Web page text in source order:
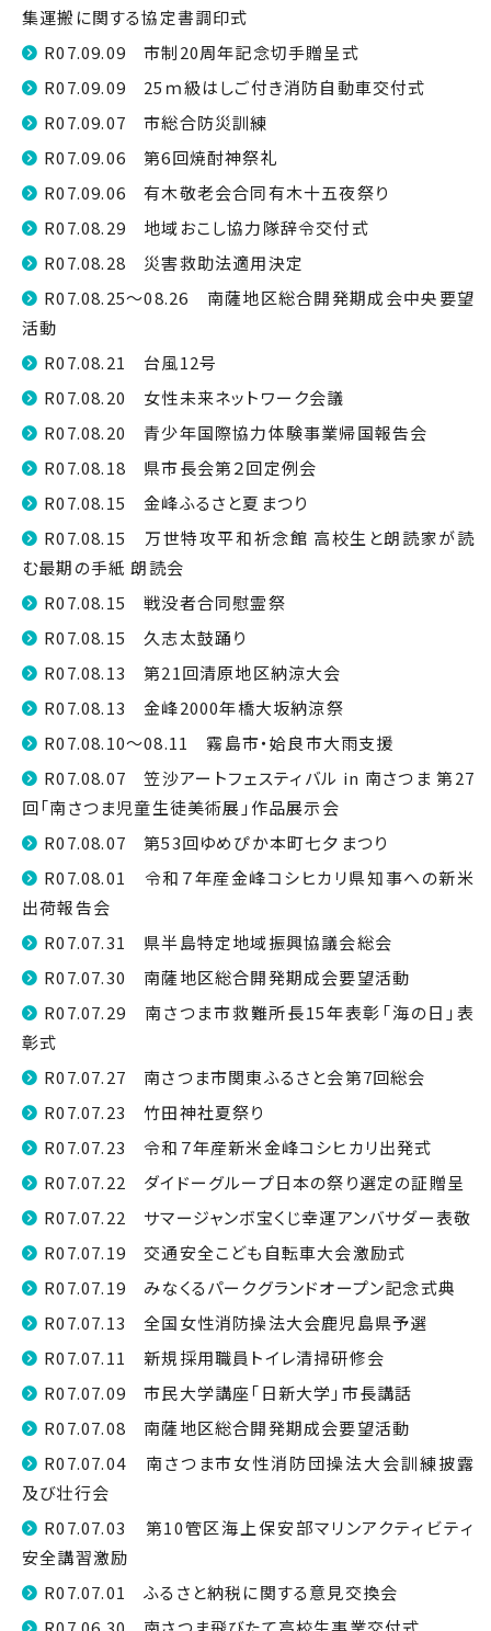
集運搬に関する協定書調印式
R07.09.09 市制20周年記念切手贈呈式
R07.09.09 25ｍ級はしご付き消防自動車交付式
R07.09.07 市総合防災訓練
R07.09.06 第6回焼酎神祭礼
R07.09.06 有木敬老会合同有木十五夜祭り
R07.08.29 地域おこし協力隊辞令交付式
R07.08.28 災害救助法適用決定
R07.08.25～08.26 南薩地区総合開発期成会中央要望
活動
R07.08.21 台風12号
R07.08.20 女性未来ネットワーク会議
R07.08.20 青少年国際協力体験事業帰国報告会
R07.08.18 県市長会第２回定例会
R07.08.15 金峰ふるさと夏まつり
R07.08.15 万世特攻平和祈念館 高校生と朗読家が読
む最期の手紙 朗読会
R07.08.15 戦没者合同慰霊祭
R07.08.15 久志太鼓踊り
R07.08.13 第21回清原地区納涼大会
R07.08.13 金峰2000年橋大坂納涼祭
R07.08.10～08.11 霧島市・姶良市大雨支援
R07.08.07 笠沙アートフェスティバル in 南さつま 第27
回「南さつま児童生徒美術展」作品展示会
R07.08.07 第53回ゆめぴか本町七夕まつり
R07.08.01 令和７年産金峰コシヒカリ県知事への新米
出荷報告会
R07.07.31 県半島特定地域振興協議会総会
R07.07.30 南薩地区総合開発期成会要望活動
R07.07.29 南さつま市救難所長15年表彰「海の日」表
彰式
R07.07.27 南さつま市関東ふるさと会第7回総会
R07.07.23 竹田神社夏祭り
R07.07.23 令和７年産新米金峰コシヒカリ出発式
R07.07.22 ダイドーグループ日本の祭り選定の証贈呈
R07.07.22 サマージャンボ宝くじ幸運アンバサダー表敬
R07.07.19 交通安全こども自転車大会激励式
R07.07.19 みなくるパークグランドオープン記念式典
R07.07.13 全国女性消防操法大会鹿児島県予選
R07.07.11 新規採用職員トイレ清掃研修会
R07.07.09 市民大学講座「日新大学」市長講話
R07.07.08 南薩地区総合開発期成会要望活動
R07.07.04 南さつま市女性消防団操法大会訓練披露
及び壮行会
R07.07.03 第10管区海上保安部マリンアクティビティ
安全講習激励
R07.07.01 ふるさと納税に関する意見交換会